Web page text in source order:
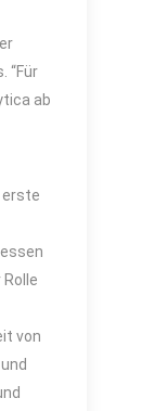
“Für
ab
erste
von